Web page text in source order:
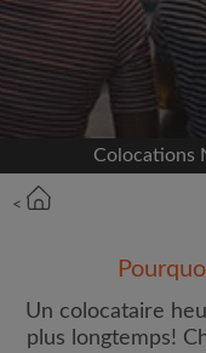
Nous ne
Loyer max par
Colocations
<
Un colocataire
plus longtemps!